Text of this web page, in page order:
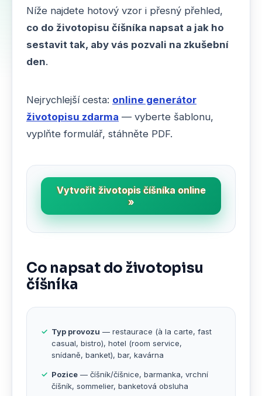
Níže najdete hotový vzor i přesný přehled,
co do životopisu číšníka napsat a jak ho
sestavit tak, aby vás pozvali na zkušební
den.
Nejrychlejší cesta: online generátor
životopisu zdarma — vyberte šablonu,
vyplňte formulář, stáhněte PDF.
Vytvořit životopis číšníka online
»
Co napsat do životopisu
číšníka
Typ provozu — restaurace (à la carte, fast
casual, bistro), hotel (room service,
snídaně, banket), bar, kavárna
Pozice — číšník/číšnice, barmanka, vrchní
číšník, sommelier, banketová obsluha